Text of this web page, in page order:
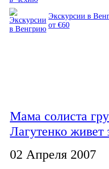
Экскурсии в
от €60
Мама солиста
Лагутенко живет
02 Апреля 2007